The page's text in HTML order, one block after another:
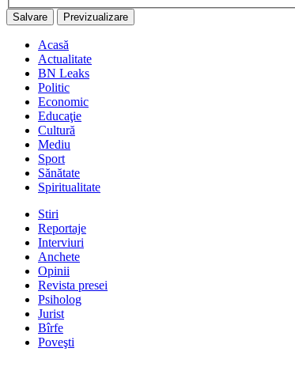
Acasă
Actualitate
BN Leaks
Politic
Economic
Educaţie
Cultură
Mediu
Sport
Sănătate
Spiritualitate
Stiri
Reportaje
Interviuri
Anchete
Opinii
Revista presei
Psiholog
Jurist
Bîrfe
Poveşti